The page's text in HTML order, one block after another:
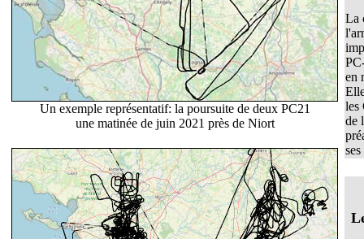
Un exemple représentatif: la poursuite de deux PC21
une matinée de juin 2021 près de Niort
La
en
les
de